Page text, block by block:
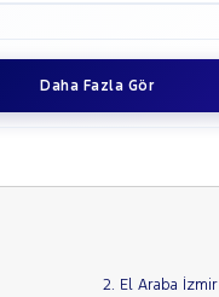
Daha Fazla Gör
2. El Araba İzmir